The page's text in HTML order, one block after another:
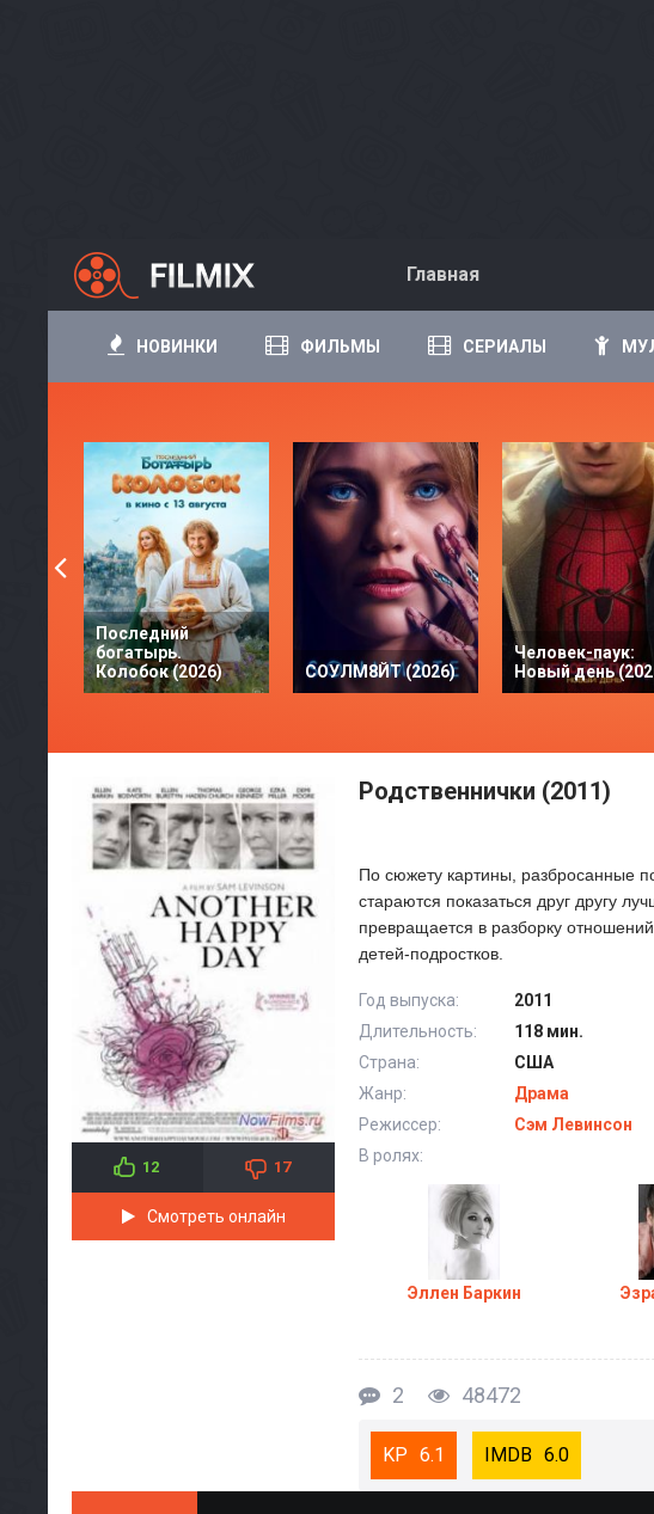
Главная
НОВИНКИ ФИЛЬМЫ СЕРИАЛЫ
Последний
богатырь.
Колобок (2026)
СОУЛМ8ЙТ (2026)
Человек-паук:
Новый день
12 17
Смотреть онлайн
Родственнички (2011)
По сюжету картины, разбросанные
стараются показаться друг другу
превращается в разборку
детей-подростков.
Год выпуска:
2011
Длительность:
118 мин.
Страна:
США
Жанр:
Драма
Режиссер:
Сэм Левинсон
В ролях:
Эллен Баркин
2 48472
6.1 6.0